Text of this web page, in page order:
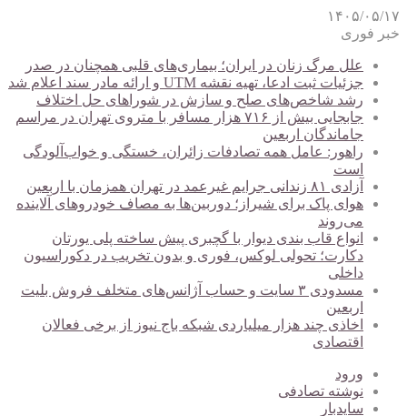
۱۴۰۵/۰۵/۱۷
خبر فوری
علل مرگ زنان در ایران؛ بیماری‌های قلبی همچنان در صدر
جزئیات ثبت ادعا، تهیه نقشه UTM و ارائه مادر سند اعلام شد
رشد شاخص‌های صلح و سازش در شوراهای حل اختلاف
جابجایی بیش از ۷۱۶ هزار مسافر با متروی تهران در مراسم
جاماندگان اربعین
راهور: عامل همه تصادفات زائران، خستگی و خواب‌آلودگی
است
آزادی ۸۱ زندانی جرایم غیرعمد در تهران همزمان با اربعین
هوای پاک برای شیراز؛ دوربین‌ها به مصاف خودروهای آلاینده
می‌روند
انواع قاب بندی دیوار با گچبری پیش ساخته پلی یورتان
دکارت؛ تحولی لوکس، فوری و بدون تخریب در دکوراسیون
داخلی
مسدودی ۳ سایت و حساب آژانس‌های متخلف فروش بلیت
اربعین
اخاذی چند هزار میلیاردی شبکه باج نیوز از برخی فعالان
اقتصادی
ورود
نوشته تصادفی
سایدبار